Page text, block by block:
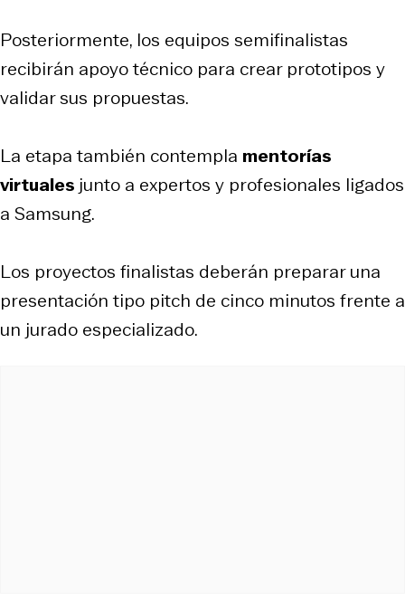
Posteriormente, los equipos semifinalistas
recibirán apoyo técnico para crear prototipos y
validar sus propuestas.
La etapa también contempla mentorías
virtuales junto a expertos y profesionales ligados
a Samsung.
Los proyectos finalistas deberán preparar una
presentación tipo pitch de cinco minutos frente a
un jurado especializado.